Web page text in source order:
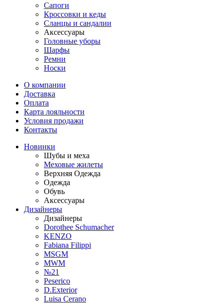
Сапоги
Кроссовки и кеды
Сланцы и сандалии
Аксессуары
Головные уборы
Шарфы
Ремни
Носки
О компании
Доставка
Оплата
Карта лояльности
Условия продажи
Контакты
Новинки
Шубы и меха
Меховые жилеты
Верхняя Одежда
Одежда
Обувь
Аксессуары
Дизайнеры
Дизайнеры
Dorothee Schumacher
KENZO
Fabiana Filippi
MSGM
MWM
№21
Peserico
D.Exterior
Luisa Cerano